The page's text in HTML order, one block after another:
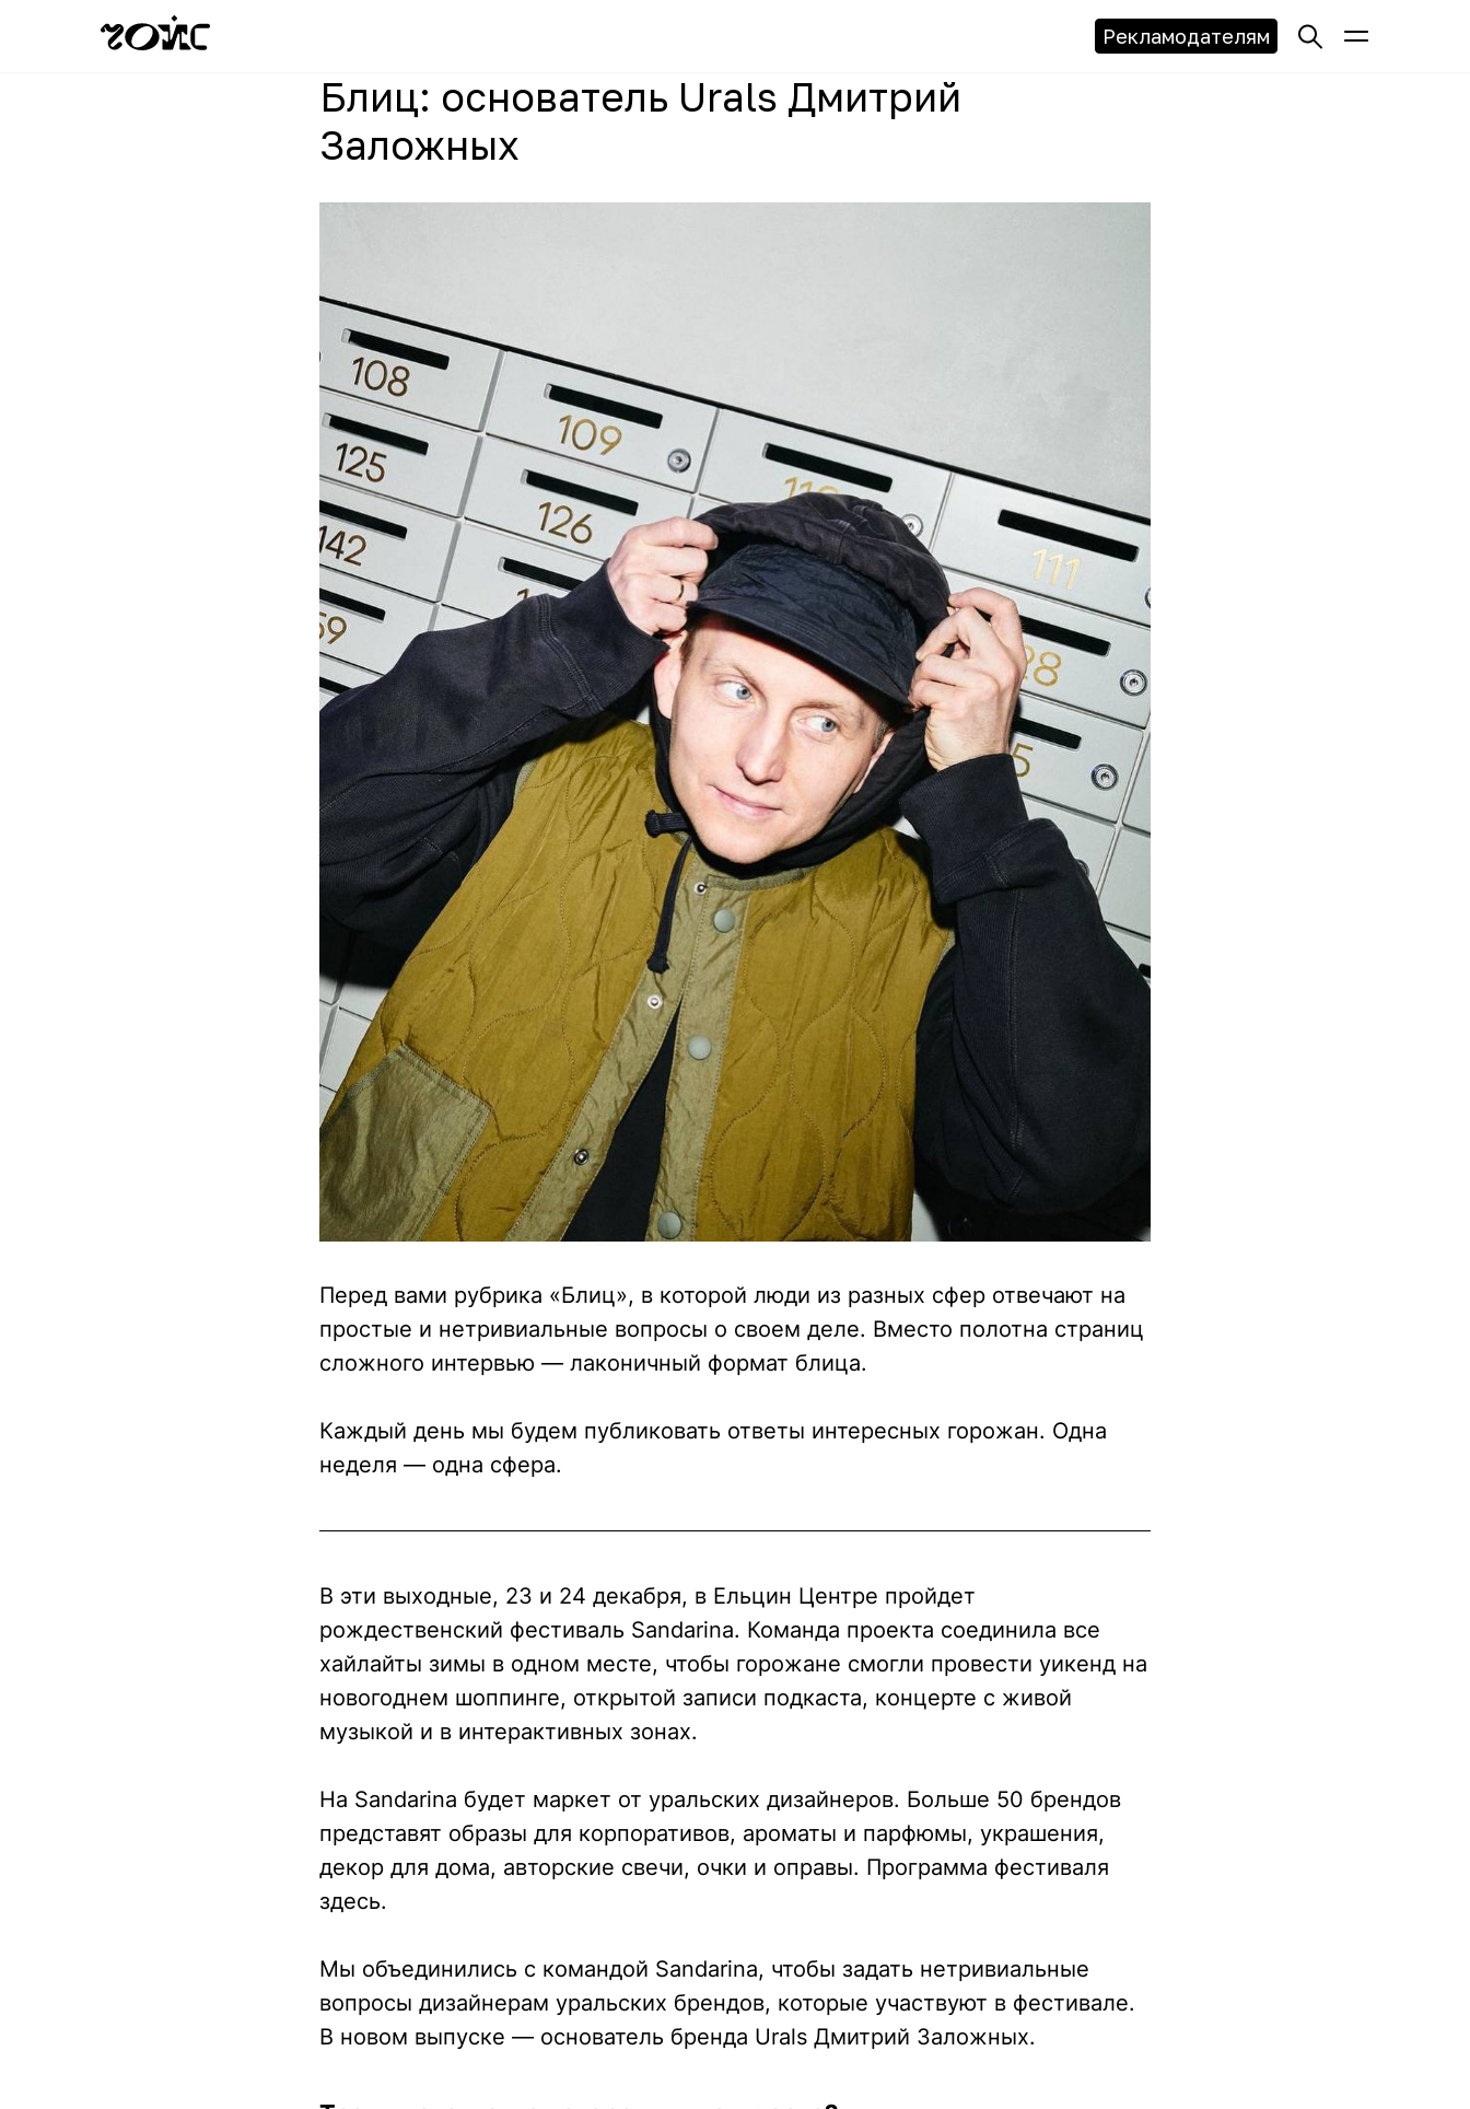
Рекламодателям
Блиц: основатель Urals Дмитрий
Заложных
Перед вами рубрика «Блиц», в которой люди из разных сфер отвечают на
простые и нетривиальные вопросы о своем деле. Вместо полотна страниц
сложного интервью — лаконичный формат блица.
Каждый день мы будем публиковать ответы интересных горожан. Одна
неделя — одна сфера.
В эти выходные, 23 и 24 декабря, в Ельцин Центре пройдет
рождественский фестиваль Sandarina. Команда проекта соединила все
хайлайты зимы в одном месте, чтобы горожане смогли провести уикенд на
новогоднем шоппинге, открытой записи подкаста, концерте с живой
музыкой и в интерактивных зонах.
На Sandarina будет маркет от уральских дизайнеров. Больше 50 брендов
представят образы для корпоративов, ароматы и парфюмы, украшения,
декор для дома, авторские свечи, очки и оправы. Программа фестиваля
здесь.
Мы объединились с командой Sandarina, чтобы задать нетривиальные
вопросы дизайнерам уральских брендов, которые участвуют в фестивале.
В новом выпуске — основатель бренда Urals Дмитрий Заложных.